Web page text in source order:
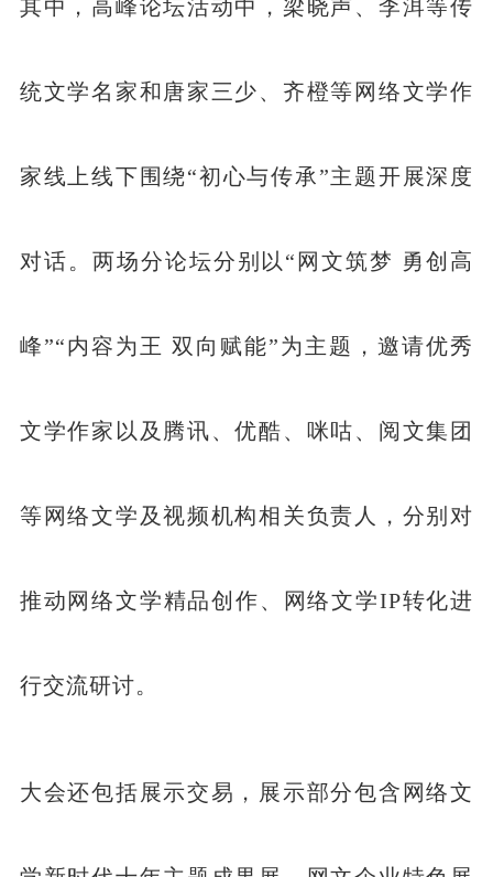
其中，高峰论坛活动中，梁晓声、李洱等传
统文学名家和唐家三少、齐橙等网络文学作
家线上线下围绕“初心与传承”主题开展深度
对话。两场分论坛分别以“网文筑梦 勇创高
峰”“内容为王 双向赋能”为主题，邀请优秀
文学作家以及腾讯、优酷、咪咕、阅文集团
等网络文学及视频机构相关负责人，分别对
推动网络文学精品创作、网络文学IP转化进
行交流研讨。
大会还包括展示交易，展示部分包含网络文